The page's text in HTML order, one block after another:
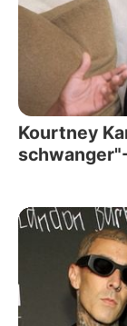
Kourtney